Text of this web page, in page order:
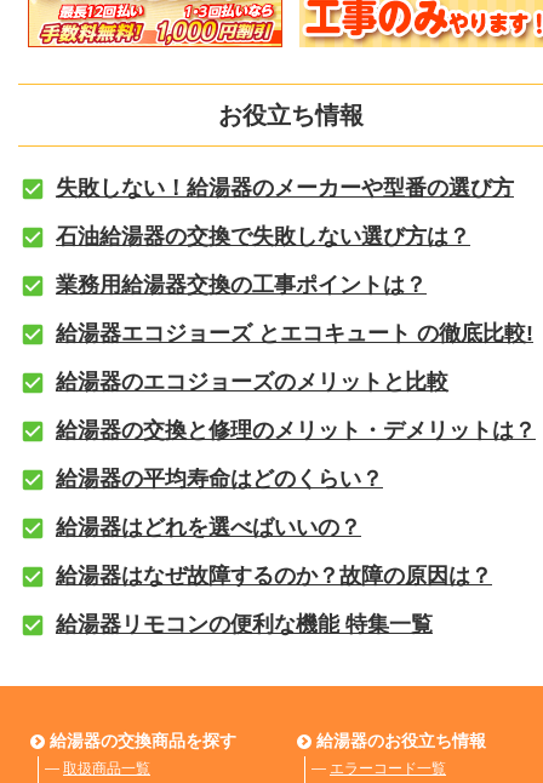
お役立ち情報
失敗しない！給湯器のメーカーや型番の選び方
石油給湯器の交換で失敗しない選び方は？
業務用給湯器交換の工事ポイントは？
給湯器エコジョーズ とエコキュート の徹底比較!
給湯器のエコジョーズのメリットと比較
給湯器の交換と修理のメリット・デメリットは？
給湯器の平均寿命はどのくらい？
給湯器はどれを選べばいいの？
給湯器はなぜ故障するのか？故障の原因は？
給湯器リモコンの便利な機能 特集一覧
給湯器の交換商品を探す
― 取扱商品一覧
給湯器のお役立ち情報
― エラーコード一覧